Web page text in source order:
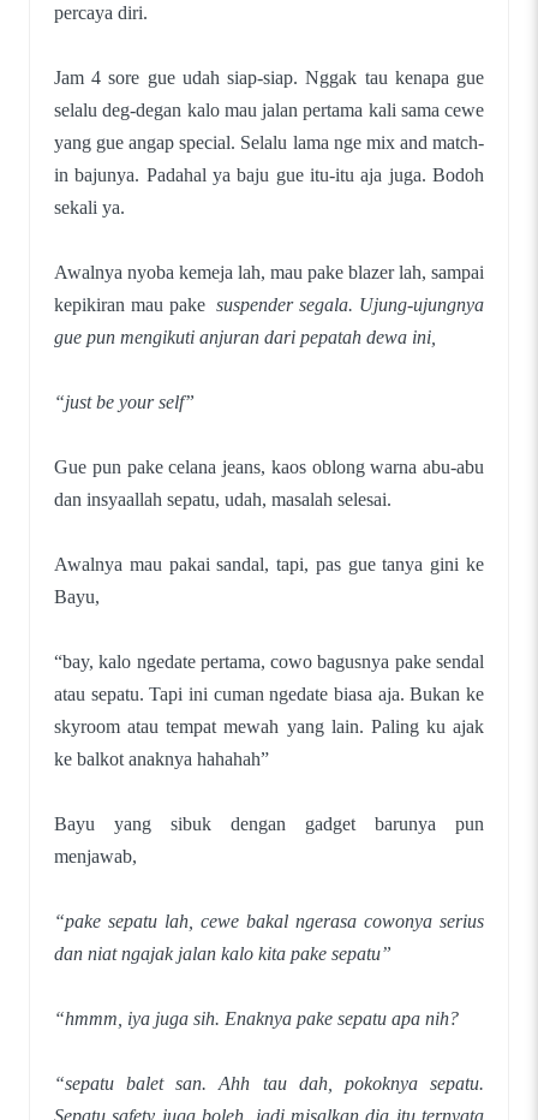
percaya diri.
Jam 4 sore gue udah siap-siap. Nggak tau kenapa gue
selalu deg-degan kalo mau jalan pertama kali sama cewe
yang gue angap special. Selalu lama nge mix and match-
in bajunya. Padahal ya baju gue itu-itu aja juga. Bodoh
sekali ya.
Awalnya nyoba kemeja lah, mau pake blazer lah, sampai
kepikiran mau pakesuspender segala. Ujung-ujungnya
gue pun mengikuti anjuran dari pepatah dewa ini,
“just be your self”
Gue pun pake celana jeans, kaos oblong warna abu-abu
dan insyaallah sepatu, udah, masalah selesai.
Awalnya mau pakai sandal, tapi, pas gue tanya gini ke
Bayu,
“bay, kalo ngedate pertama, cowo bagusnya pake sendal
atau sepatu. Tapi ini cuman ngedate biasa aja. Bukan ke
skyroom atau tempat mewah yang lain. Paling ku ajak
ke balkot anaknya hahahah”
Bayu yang sibuk dengan gadget barunya pun
menjawab,
“pake sepatu lah, cewe bakal ngerasa cowonya serius
dan niat ngajak jalan kalo kita pake sepatu”
“hmmm, iya juga sih. Enaknya pake sepatu apa nih?
“sepatu balet san. Ahh tau dah, pokoknya sepatu.
Sepatu safety juga boleh, jadi misalkan dia itu ternyata